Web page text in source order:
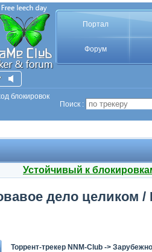
Портал
Форум
блокировок
Поиск :
Устойчивый к
дело целиком /
Торрент-трекер NNM-Club ->